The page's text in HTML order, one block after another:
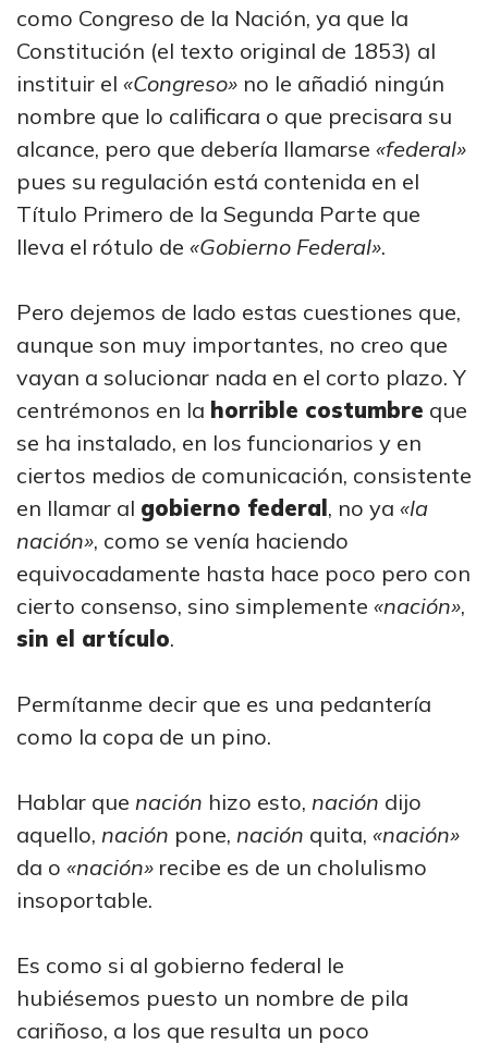
como Congreso de la Nación, ya que la
Constitución (el texto original de 1853) al
instituir el «Congreso» no le añadió ningún
nombre que lo calificara o que precisara su
alcance, pero que debería llamarse «federal»
pues su regulación está contenida en el
Título Primero de la Segunda Parte que
lleva el rótulo de «Gobierno Federal».
Pero dejemos de lado estas cuestiones que,
aunque son muy importantes, no creo que
vayan a solucionar nada en el corto plazo. Y
centrémonos en la horrible costumbre que
se ha instalado, en los funcionarios y en
ciertos medios de comunicación, consistente
en llamar al gobierno federal, no ya «la
nación», como se venía haciendo
equivocadamente hasta hace poco pero con
cierto consenso, sino simplemente «nación»,
sin el artículo.
Permítanme decir que es una pedantería
como la copa de un pino.
Hablar que nación hizo esto, nación dijo
aquello, nación pone, nación quita, «nación»
da o «nación» recibe es de un cholulismo
insoportable.
Es como si al gobierno federal le
hubiésemos puesto un nombre de pila
cariñoso, a los que resulta un poco